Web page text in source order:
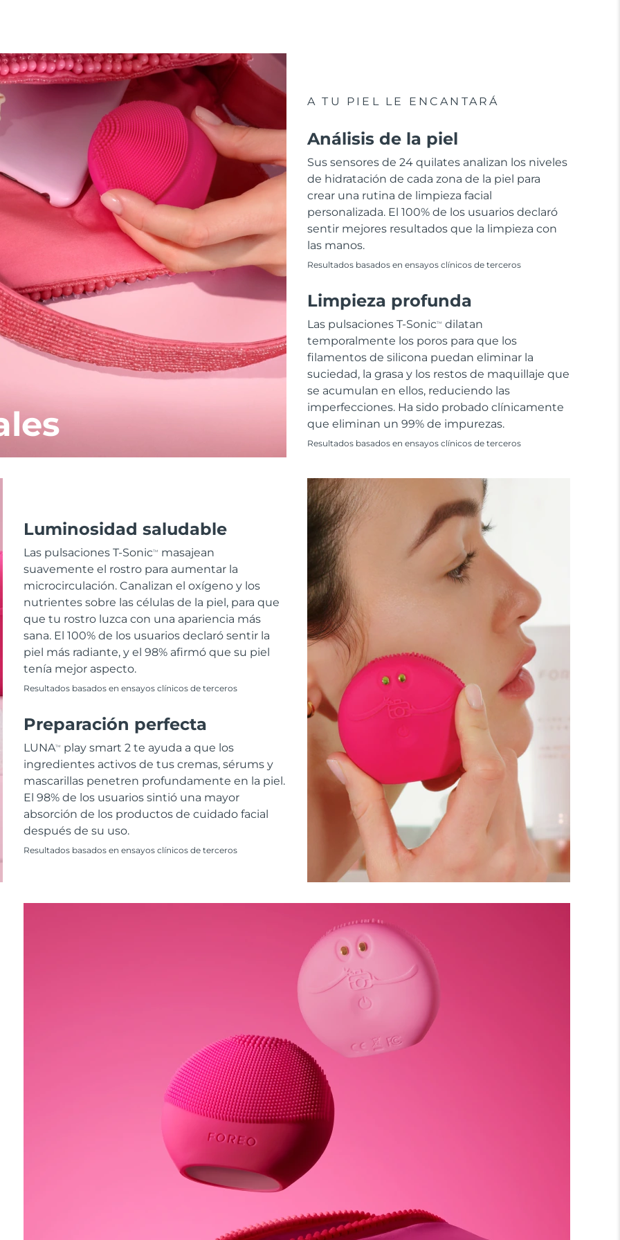
A TU PIEL LE ENCANTARÁ
Análisis de la piel
Sus sensores de 24 quilates analizan los niveles
de hidratación de cada zona de la piel para
crear una rutina de limpieza facial
personalizada. El 100% de los usuarios declaró
sentir mejores resultados que la limpieza con
las manos.
Resultados basados en ensayos clínicos de terceros
Limpieza profunda
Las pulsaciones T-SonicTM
dilatan
temporalmente los poros para que los
filamentos de silicona puedan eliminar la
suciedad, la grasa y los restos de maquillaje que
se acumulan en ellos, reduciendo las
imperfecciones. Ha sido probado clínicamente
que eliminan un 99% de impurezas.
Resultados basados en ensayos clínicos de terceros
Luminosidad saludable
Las pulsaciones T-SonicTM
masajean
suavemente el rostro para aumentar la
microcirculación. Canalizan el oxígeno y los
nutrientes sobre las células de la piel, para que
que tu rostro luzca con una apariencia más
sana. El 100% de los usuarios declaró sentir la
piel más radiante, y el 98% afirmó que su piel
tenía mejor aspecto.
Resultados basados en ensayos clínicos de terceros
Preparación perfecta
LUNATM
play smart 2 te ayuda a que los
ingredientes activos de tus cremas, sérums y
mascarillas penetren profundamente en la piel.
El 98% de los usuarios sintió una mayor
absorción de los productos de cuidado facial
después de su uso.
Resultados basados en ensayos clínicos de terceros